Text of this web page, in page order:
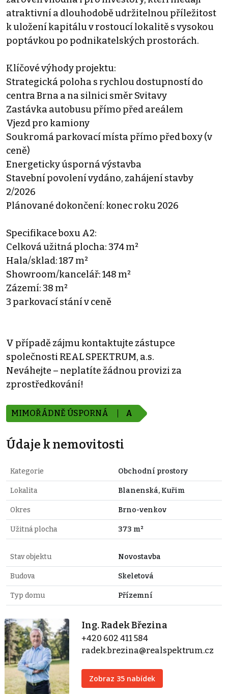
atraktivní a dlouhodobě udržitelnou příležitost
k uložení kapitálu v rostoucí lokalitě s vysokou
poptávkou po podnikatelských prostorách.
Klíčové výhody projektu:
Strategická poloha s rychlou dostupností do
centra Brna a na silnici směr Svitavy
Zastávka autobusu přímo před areálem
Vjezd pro kamiony
Soukromá parkovací místa přímo před boxy (v
ceně)
Energeticky úsporná výstavba
Stavební povolení vydáno, zahájení stavby
2/2026
Plánované dokončení: konec roku 2026
Specifikace boxu A2:
Celková užitná plocha: 374 m²
Hala/sklad: 187 m²
Showroom/kancelář: 148 m²
Zázemí: 38 m²
3 parkovací stání v ceně
V případě zájmu kontaktujte zástupce
společnosti REAL SPEKTRUM, a.s.
Neváhejte – neplatíte žádnou provizi za
zprostředkování!
MIMOŘÁDNĚ ÚSPORNÁ A
Údaje k nemovitosti
Kategorie Obchodní prostory
Lokalita Blanenská, Kuřim
Okres Brno-venkov
Užitná plocha 373 m²
Stav objektu Novostavba
Budova Skeletová
Typ domu Přízemní
Ing. Radek Březina
+420 602 411 584
radek.brezina@realspektrum.cz
Zobraz 35 nabídek